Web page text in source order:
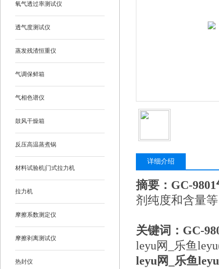
氧气透过率测试仪
透气度测试仪
蒸发残渣恒重仪
气调保鲜箱
气相色谱仪
鼓风干燥箱
反压高温蒸煮锅
材料试验机|门式拉力机
拉力机
摩擦系数测定仪
摩擦剥离测试仪
热封仪
详细介绍
摘要：GC-
剂纯度和含量
关键词：GC-
leyu网_乐鱼
leyu网_乐鱼